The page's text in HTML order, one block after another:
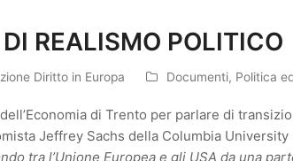
REALISMO POLITICO
Diritto in Europa Documenti, Politica
di Trento per parlare di
Jeffrey Sachs della Columbia University
tra l’Unione Europea e gli USA da una